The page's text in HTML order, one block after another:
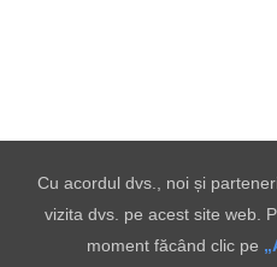
Cu acordul dvs., noi și
vizita dvs. pe acest site web.
moment făcând clic pe